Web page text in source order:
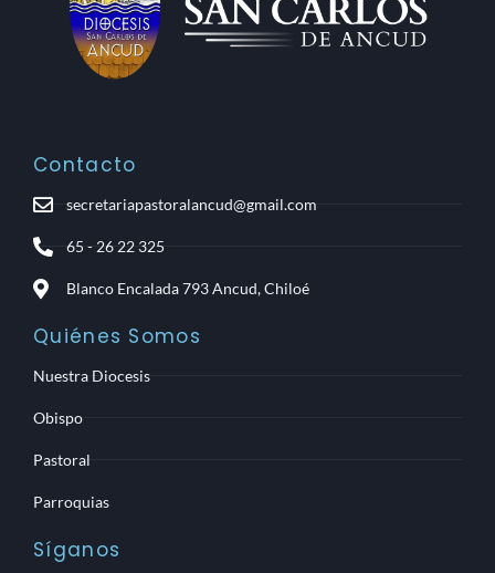
Contacto
secretariapastoralancud@gmail.com
65 - 26 22 325
Blanco Encalada 793 Ancud, Chiloé
Quiénes Somos
Nuestra Diocesis
Obispo
Pastoral
Parroquias
Síganos